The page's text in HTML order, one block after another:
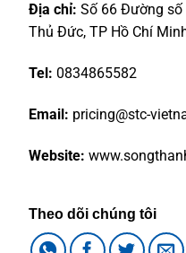
Địa chỉ: Số 66 Đường số
Thủ Đức, TP Hồ Chí
Tel: 0834865582
Email: pricing@stc-
Website:
Theo dõi chúng tôi